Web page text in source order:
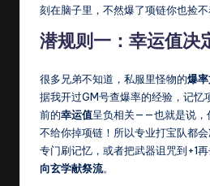
刻在脑子里，不然爆了项链你也捡不
潜规则一：幸运值决
很多兄弟不知道，私服里怪物的爆
据我开过GM号查爆率的经验，记忆
前的幸运值呈负相关——也就是说，
不给你掉项链！所以专业打宝队都
专门刷记忆，或者把武器诅咒到+1
向玄学献祭流。